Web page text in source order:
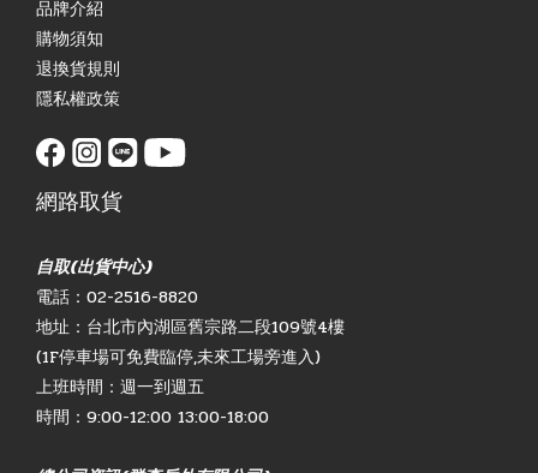
品牌介紹
購物須知
退換貨規則
隱私權政策
網路取貨
自取(出貨中心)
電話：02-2516-8820
地址：台北市內湖區舊宗路二段109號4樓
(1F停車場可免費臨停,未來工場旁進入)
上班時間：週一到週五
時間：9:00-12:00 13:00-18:00